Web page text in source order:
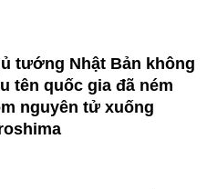
tướng Nhật Bản không
tên quốc gia đã ném
nguyên tử xuống